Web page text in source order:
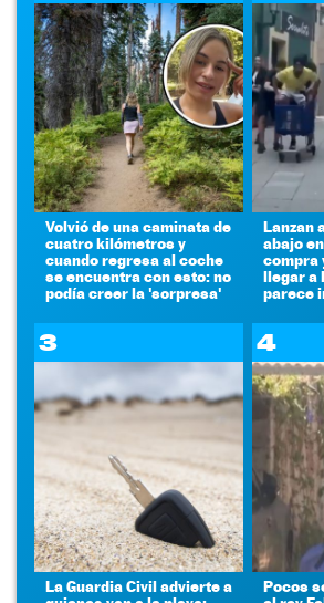
Volvió de una caminata de
cuatro kilómetros y
cuando regresa al coche
se encuentra con esto: no
podía creer la 'sorpresa'
Lanzan
abajo
compra
llegar a
parece
3
La Guardia Civil advierte a
4
Pocos